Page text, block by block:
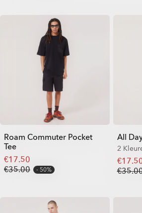
Roam Commuter Pocket
Tee
€17.50
€35.00
50%
All
2